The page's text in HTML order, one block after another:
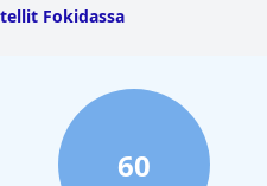
Fokidassa
60